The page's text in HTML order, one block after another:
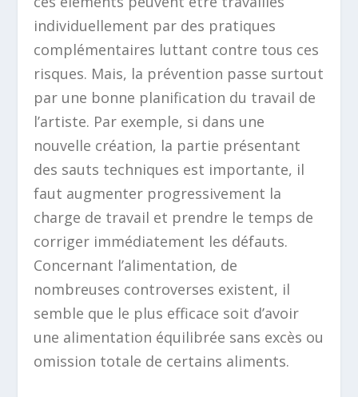
individuellement par des pratiques
complémentaires luttant contre tous ces
risques. Mais, la prévention passe surtout
par une bonne planification du travail de
l’artiste. Par exemple, si dans une
nouvelle création, la partie présentant
des sauts techniques est importante, il
faut augmenter progressivement la
charge de travail et prendre le temps de
corriger immédiatement les défauts.
Concernant l’alimentation, de
nombreuses controverses existent, il
semble que le plus efficace soit d’avoir
une alimentation équilibrée sans excès ou
omission totale de certains aliments.